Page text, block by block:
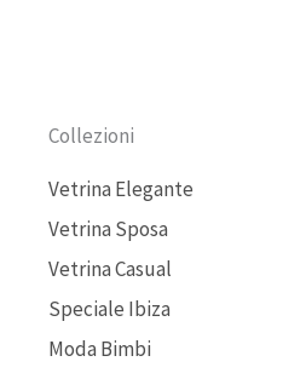
o
k a
m
e
Collezioni
Vetrina Elegante
Vetrina Sposa
Vetrina Casual
Speciale Ibiza
Moda Bimbi